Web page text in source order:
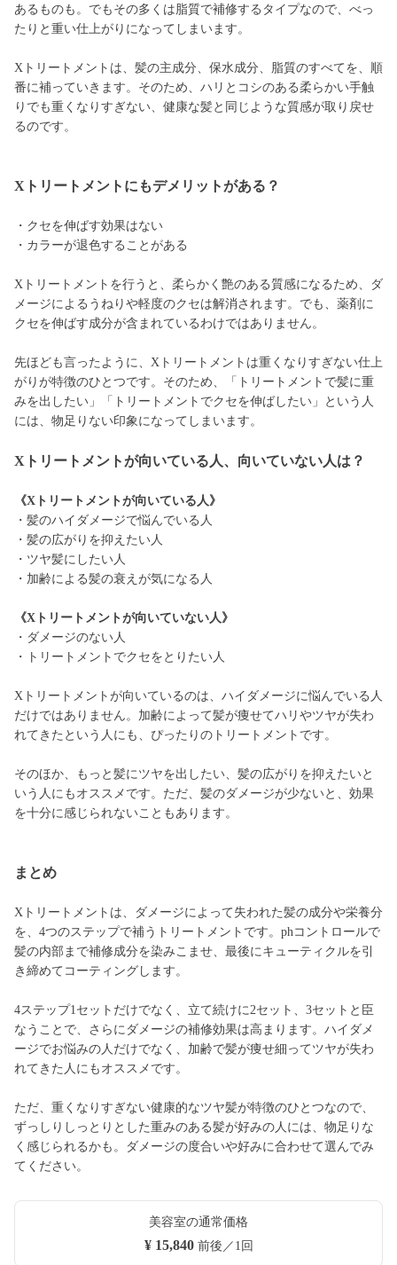
あるものも。でもその多くは脂質で補修するタイプなので、べっ
たりと重い仕上がりになってしまいます。
Xトリートメントは、髪の主成分、保水成分、脂質のすべてを、順
番に補っていきます。そのため、ハリとコシのある柔らかい手触
りでも重くなりすぎない、健康な髪と同じような質感が取り戻せ
るのです。
Xトリートメントにもデメリットがある？
・クセを伸ばす効果はない
・カラーが退色することがある
Xトリートメントを行うと、柔らかく艶のある質感になるため、ダ
メージによるうねりや軽度のクセは解消されます。でも、薬剤に
クセを伸ばす成分が含まれているわけではありません。
先ほども言ったように、Xトリートメントは重くなりすぎない仕上
がりが特徴のひとつです。そのため、「トリートメントで髪に重
みを出したい」「トリートメントでクセを伸ばしたい」という人
には、物足りない印象になってしまいます。
Xトリートメントが向いている人、向いていない人は？
《Xトリートメントが向いている人》
・髪のハイダメージで悩んでいる人
・髪の広がりを抑えたい人
・ツヤ髪にしたい人
・加齢による髪の衰えが気になる人
《Xトリートメントが向いていない人》
・ダメージのない人
・トリートメントでクセをとりたい人
Xトリートメントが向いているのは、ハイダメージに悩んでいる人
だけではありません。加齢によって髪が痩せてハリやツヤが失わ
れてきたという人にも、ぴったりのトリートメントです。
そのほか、もっと髪にツヤを出したい、髪の広がりを抑えたいと
いう人にもオススメです。ただ、髪のダメージが少ないと、効果
を十分に感じられないこともあります。
まとめ
Xトリートメントは、ダメージによって失われた髪の成分や栄養分
を、4つのステップで補うトリートメントです。phコントロールで
髪の内部まで補修成分を染みこませ、最後にキューティクルを引
き締めてコーティングします。
4ステップ1セットだけでなく、立て続けに2セット、3セットと臣
なうことで、さらにダメージの補修効果は高まります。ハイダメ
ージでお悩みの人だけでなく、加齢で髪が痩せ細ってツヤが失わ
れてきた人にもオススメです。
ただ、重くなりすぎない健康的なツヤ髪が特徴のひとつなので、
ずっしりしっとりとした重みのある髪が好みの人には、物足りな
く感じられるかも。ダメージの度合いや好みに合わせて選んでみ
てください。
美容室の通常価格
¥ 15,840前後／1回